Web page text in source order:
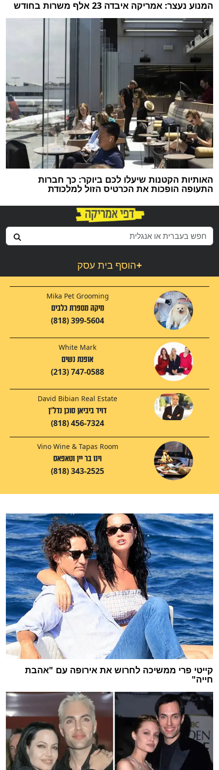
המנוע נעצר: אמריקה איבדה 23 אלף משרות בחודש
האותיות הקטנות שיעלו לכם ביוקר: כך חברות
התעופה הופכות את הכרטיס הזול למלכודת
הוסף בית עסק+
Mika Pet Grooming
מיקה מספרת כלבים
(818) 399-5604
White Mark
אופנת נשים
(213) 747-0588
David Bibian Real Estate
דויד ביביאן סוכן נדל"ן
(818) 456-7324
Vino Wine & Tapas Room
וינו בר יין וטאפאס
(818) 343-2525
קייטי פרי ממשיכה לחרוש את אירופה עם "אהבת
חייה"